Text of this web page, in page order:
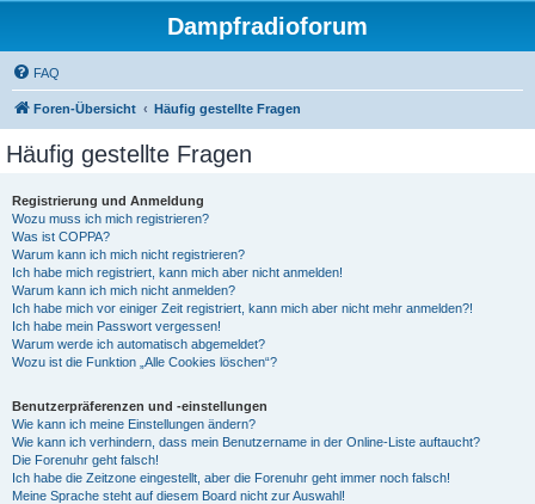
Dampfradioforum
FAQ
Foren-Übersicht Häufig gestellte Fragen
Häufig gestellte Fragen
Registrierung und Anmeldung
Wozu muss ich mich registrieren?
Was ist COPPA?
Warum kann ich mich nicht registrieren?
Ich habe mich registriert, kann mich aber nicht anmelden!
Warum kann ich mich nicht anmelden?
Ich habe mich vor einiger Zeit registriert, kann mich aber nicht mehr anmelden?!
Ich habe mein Passwort vergessen!
Warum werde ich automatisch abgemeldet?
Wozu ist die Funktion „Alle Cookies löschen“?
Benutzerpräferenzen und -einstellungen
Wie kann ich meine Einstellungen ändern?
Wie kann ich verhindern, dass mein Benutzername in der Online-Liste auftaucht?
Die Forenuhr geht falsch!
Ich habe die Zeitzone eingestellt, aber die Forenuhr geht immer noch falsch!
Meine Sprache steht auf diesem Board nicht zur Auswahl!